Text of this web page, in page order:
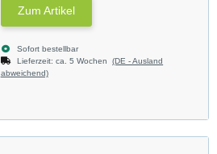
Zum Artikel
Sofort bestellbar
Lieferzeit:ca. 5 Wochen(DE - Ausland
abweichend)